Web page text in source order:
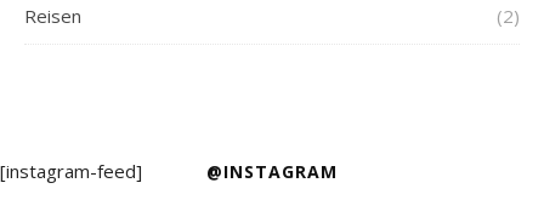
Reisen (2)
@INSTAGRAM
[instagram-feed]